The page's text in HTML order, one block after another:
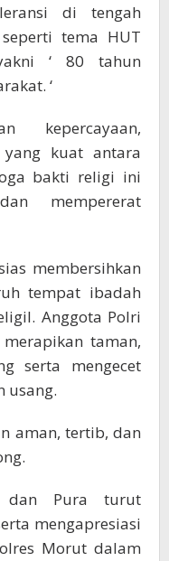
di tengah
tema HUT
‘ 80 tahun
‘
kepercayaan,
kuat antara
bakti religi ini
mempererat
membersihkan
tempat ibadah
Anggota Polri
taman,
serta mengecet
usang.
aman, tertib, dan
dan Pura turut
mengapresiasi
Morut dalam